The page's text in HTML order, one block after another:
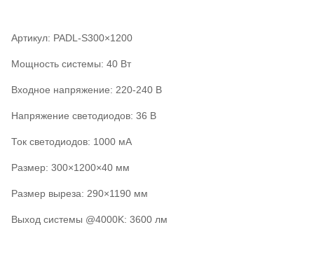
Артикул: PADL-S300×1200
Мощность системы: 40 Вт
Входное напряжение: 220-240 В
Напряжение светодиодов: 36 В
Ток светодиодов: 1000 мА
Размер: 300×1200×40 мм
Размер выреза: 290×1190 мм
Выход системы @4000K: 3600 лм